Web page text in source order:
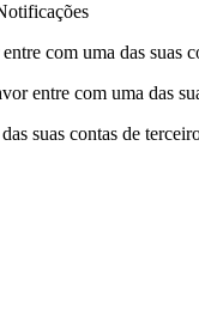
com uma das suas
entre com uma das
suas contas de